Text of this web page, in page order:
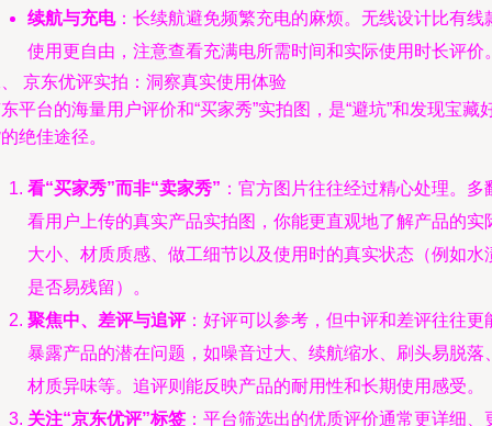
续航与充电：长续航避免频繁充电的麻烦。无线设计比有线
使用更自由，注意查看充满电所需时间和实际使用时长评价
京东优评实拍：洞察真实使用体验
平台的海量用户评价和“买家秀”实拍图，是“避坑”和发现宝藏
绝佳途径。
看“买家秀”而非“卖家秀” ：官方图片往往经过精心处理。多
看用户上传的真实产品实拍图，你能更直观地了解产品的实
大小、材质质感、做工细节以及使用时的真实状态（例如水
是否易残留）。
聚焦中、差评与追评：好评可以参考，但中评和差评往往更
暴露产品的潜在问题，如噪音过大、续航缩水、刷头易脱落
材质异味等。追评则能反映产品的耐用性和长期使用感受。
关注“京东优评”标签 ：平台筛选出的优质评价通常更详细、